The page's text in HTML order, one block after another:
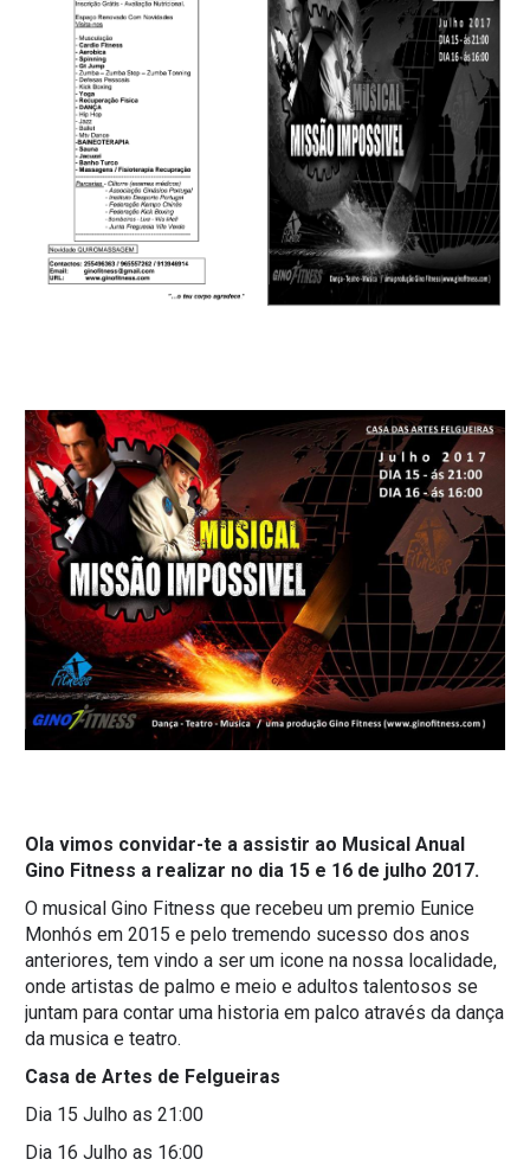
Ola vimos convidar-te a assistir ao Musical Anual
Gino Fitness a realizar no dia 15 e 16 de julho 2017.
O musical Gino Fitness que recebeu um premio Eunice
Monhós em 2015 e pelo tremendo sucesso dos anos
anteriores, tem vindo a ser um icone na nossa localidade,
onde artistas de palmo e meio e adultos talentosos se
juntam para contar uma historia em palco através da dança
da musica e teatro.
Casa de Artes de Felgueiras
Dia 15 Julho as 21:00
Dia 16 Julho as 16:00